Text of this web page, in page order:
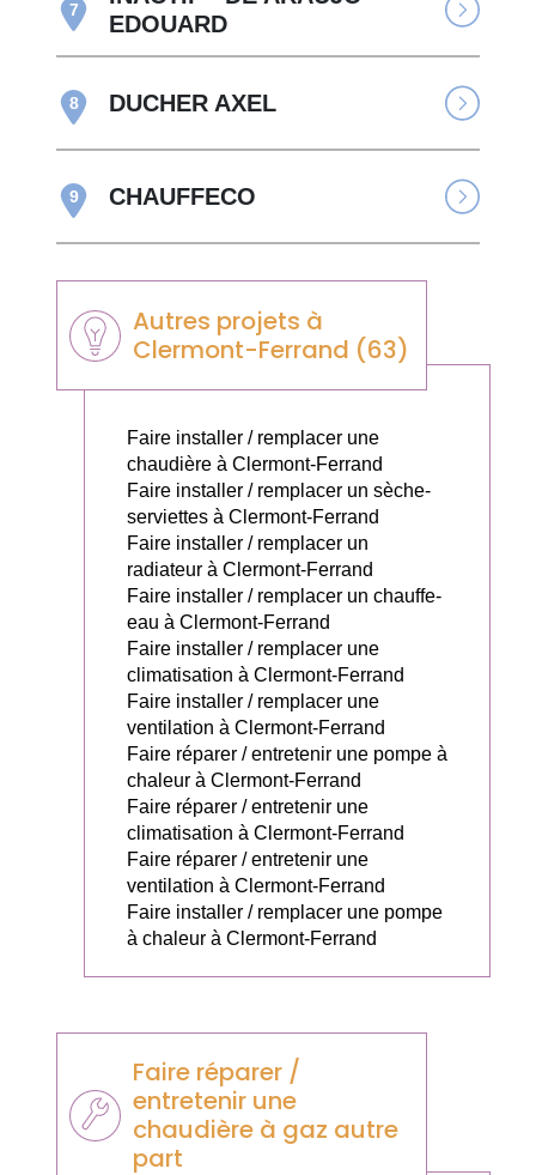
7
EDOUARD
8 DUCHER AXEL
9 CHAUFFECO
Autres projets à
Clermont-Ferrand (63)
Faire installer / remplacer une
chaudière à Clermont-Ferrand
Faire installer / remplacer un sèche-
serviettes à Clermont-Ferrand
Faire installer / remplacer un
radiateur à Clermont-Ferrand
Faire installer / remplacer un chauffe-
eau à Clermont-Ferrand
Faire installer / remplacer une
climatisation à Clermont-Ferrand
Faire installer / remplacer une
ventilation à Clermont-Ferrand
Faire réparer / entretenir une pompe à
chaleur à Clermont-Ferrand
Faire réparer / entretenir une
climatisation à Clermont-Ferrand
Faire réparer / entretenir une
ventilation à Clermont-Ferrand
Faire installer / remplacer une pompe
à chaleur à Clermont-Ferrand
Faire réparer /
entretenir une
chaudière à gaz autre
part